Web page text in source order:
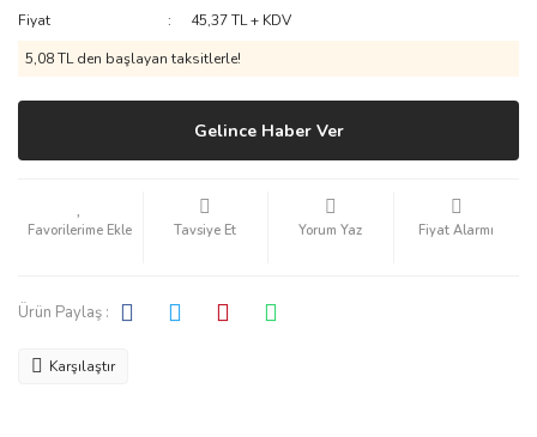
Fiyat
45,37 TL + KDV
5,08 TL den başlayan taksitlerle!
Gelince Haber Ver
Tavsiye Et Yorum Yaz Fiyat Alarmı
Ürün Paylaş :
Karşılaştır